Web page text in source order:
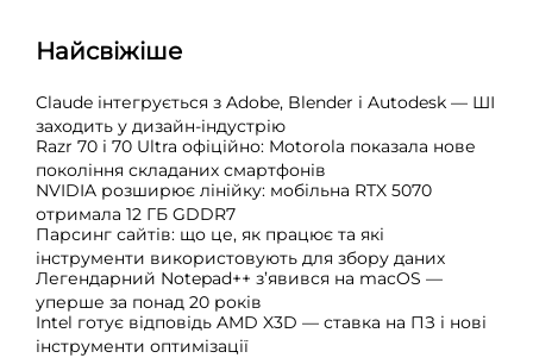
Найсвіжіше
Claude інтегрується з Adobe, Blender і Autodesk — ШІ
заходить у дизайн-індустрію
Razr 70 і 70 Ultra офіційно: Motorola показала нове
покоління складаних смартфонів
NVIDIA розширює лінійку: мобільна RTX 5070
отримала 12 ГБ GDDR7
Парсинг сайтів: що це, як працює та які
інструменти використовують для збору даних
Легендарний Notepad++ з’явився на macOS —
уперше за понад 20 років
Intel готує відповідь AMD X3D — ставка на ПЗ і нові
інструменти оптимізації